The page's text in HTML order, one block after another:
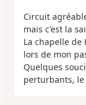
Circuit
mais c'est la
La chapelle
lors de mon
Quelques
perturbants, le